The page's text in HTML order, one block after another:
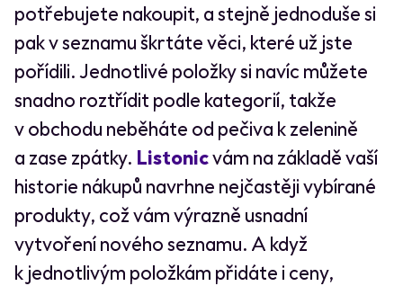
potřebujete nakoupit, a stejně jednoduše si
pak v seznamu škrtáte věci, které už jste
pořídili. Jednotlivé položky si navíc můžete
snadno roztřídit podle kategorií, takže
v obchodu neběháte od pečiva k zelenině
a zase zpátky. Listonicvám na základě vaší
historie nákupů navrhne nejčastěji vybírané
produkty, což vám výrazně usnadní
vytvoření nového seznamu. A když
k jednotlivým položkám přidáte i ceny,